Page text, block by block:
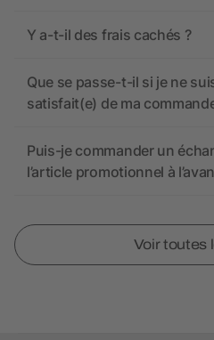
Y a-t-il des frais cachés ?
Que se passe-t-il si je ne
satisfait(e) de ma
Puis-je commander un
l’article promotionnel à
Voir toutes